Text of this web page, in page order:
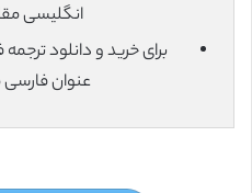
انگلیسی
برای خرید و دانلود
عنوان